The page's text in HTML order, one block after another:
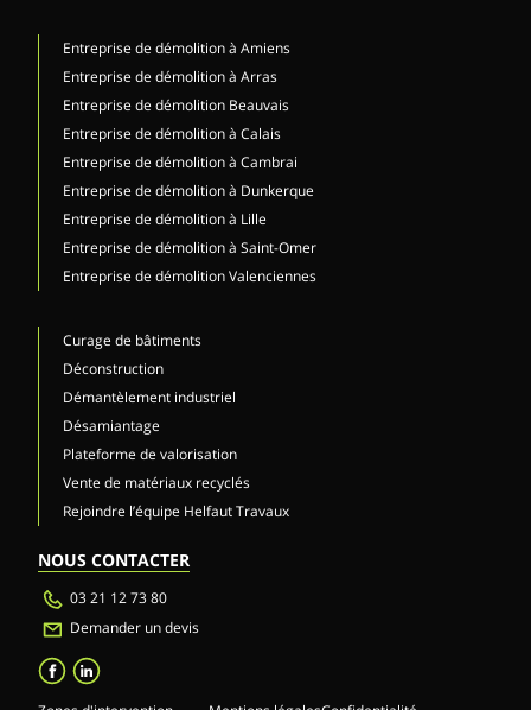
Entreprise de démolition à Amiens
Entreprise de démolition à Arras
Entreprise de démolition Beauvais
Entreprise de démolition à Calais
Entreprise de démolition à Cambrai
Entreprise de démolition à Dunkerque
Entreprise de démolition à Lille
Entreprise de démolition à Saint-Omer
Entreprise de démolition Valenciennes
Curage de bâtiments
Déconstruction
Démantèlement industriel
Désamiantage
Plateforme de valorisation
Vente de matériaux recyclés
Rejoindre l’équipe Helfaut Travaux
NOUS CONTACTER
03 21 12 73 80
Demander un devis